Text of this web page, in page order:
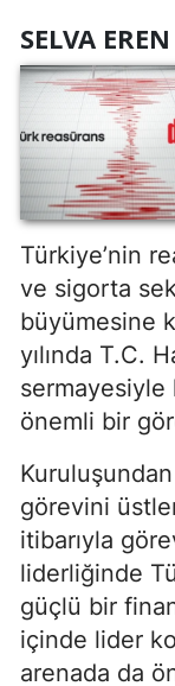
SELVA
Türkiye’nin
ve sigorta
büyümesine
yılında T.C.
sermayesiyle
önemli bir
görevini
itibarıyla
liderliğinde
güçlü bir
içinde lider
arenada da